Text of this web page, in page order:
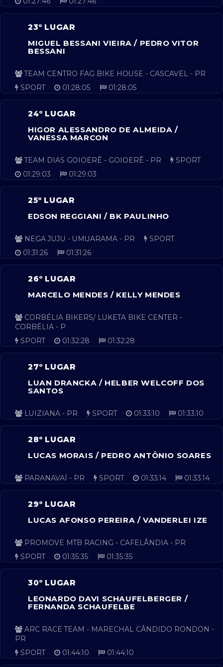
23º LUGAR
MIGUEL BESSANI VIEIRA / PEDRO VITOR
BESSANI
TEAM CENTRO FAG BIKE HOUSE - CASCAVEL - PR
SPORT
01:28:05 01:28:05
24º LUGAR
HIGOR ALESSANDRO DE ALMEIDA /
VANESSA MARCON
TEAM DIAS GOIOERÊ - GOIOERÊ - PR
SPORT
01:29:03
01:29:03
25º LUGAR
EDSON REGGIANI / BK PAULINHO
NEGA JUJU - UMUARAMA - PR
SPORT
01:31:26
01:31:26
26º LUGAR
MARCELO MENDES / KELLY MENDES
CORBÉLIA BIKERS/ LUKETA BIKE CENTER -
CORBÉLIA - P
SPORT
01:32:28 01:32:28
27º LUGAR
LUAN DRANCKA / HELBER WELCOFF DOS
SANTOS
LUIZIANA - PR SPORT 01:33:10 01:33:10
28º LUGAR
LUCAS MORAIS / PEDRO ANTÔNIO SOARES
PARANAVAÍ - PR SPORT 01:33:14 01:33:14
29º LUGAR
LUCAS AFONSO PEREIRA / VANDERLEI IZE
PROMOVE MTB RACING - CAFELÂNDIA - PR
SPORT
01:35:35 01:35:35
30º LUGAR
LEONARDO DAVI SCHAUFELBERGER /
FERNANDA SCHAUFELBE
ARC RACE TEAM - MARECHAL CÂNDIDO RONDON -
PR
SPORT
01:44:10 01:44:10